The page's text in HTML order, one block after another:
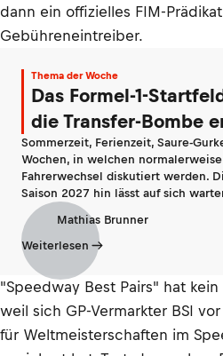
dann ein offizielles FIM-
Gebühreneintreiber.
Thema der Woche
Das Formel-1-
die Transfer-Bombe
Sommerzeit, Ferienzeit, Saure-
Wochen, in welchen
Fahrerwechsel diskutiert werden.
Saison 2027 hin lässt auf sich
Mathias Brunner
Weiterlesen
"Speedway Best Pairs" hat
weil sich GP-Vermarkter BSI
für Weltmeisterschaften im